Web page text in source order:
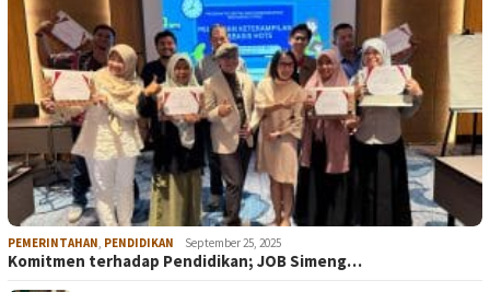
PEMERINTAHAN PENDIDIKAN September 25, 2025
Komitmen terhadap Pendidikan; JOB Simeng…